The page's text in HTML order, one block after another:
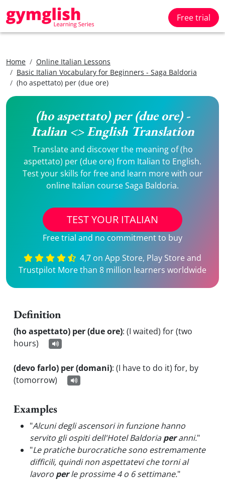
Free trial
Home
Online Italian Lessons
Basic Italian Vocabulary for Beginners - Saga Baldoria
(ho aspettato) per (due ore)
(ho aspettato) per (due ore) -
Italian <> English Translation
Translate and discover the meaning of (ho
aspettato) per (due ore) from Italian to English.
Test your skills for free and learn more with our
online Italian course Saga Baldoria.
TEST YOUR ITALIAN
Free trial and no commitment to buy
4,7 on App Store, Play Store and
Trustpilot More than 8 million learners worldwide
Definition
(ho aspettato) per (due ore): (I waited) for (two
hours)
(devo farlo) per (domani): (I have to do it) for, by
(tomorrow)
Examples
"Alcuni degli ascensori in funzione hanno
servito gli ospiti dell'Hotel Baldoriaperanni."
"Le pratiche burocratiche sono estremamente
difficili, quindi non aspettatevi che torni al
lavoro perle prossime 4 o 6 settimane."